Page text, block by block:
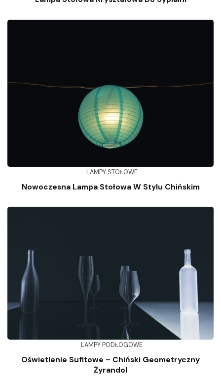
LAMPY STOŁOWE
Nowoczesna Lampa Stołowa W Stylu Chińskim
LAMPY PODŁOGOWE
Oświetlenie Sufitowe – Chiński Geometryczny
Żyrandol